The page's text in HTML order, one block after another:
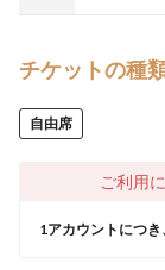
チケットの種
自由席
ご利用
1アカウントにつ